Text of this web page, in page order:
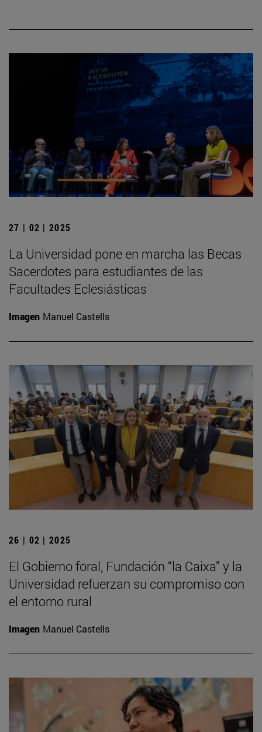
27 | 02 | 2025
La Universidad pone en marcha las Becas
Sacerdotes para estudiantes de las
Facultades Eclesiásticas
Imagen Manuel Castells
26 | 02 | 2025
El Gobierno foral, Fundación “la Caixa” y la
Universidad refuerzan su compromiso con
el entorno rural
Imagen Manuel Castells